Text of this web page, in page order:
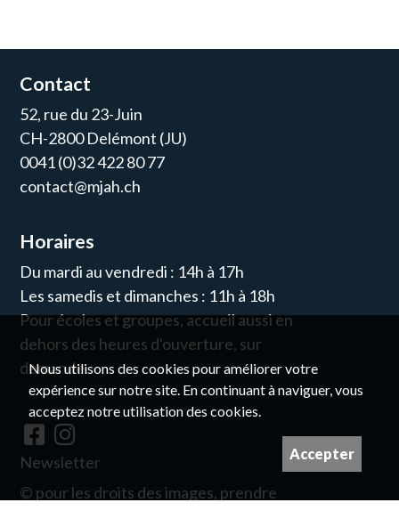
Contact
52, rue du 23-Juin
CH-2800 Delémont (JU)
0041 (0)32 422 80 77
contact@mjah.ch
Horaires
Du mardi au vendredi : 14h à 17h
Les samedis et dimanches : 11h à 18h
Pour écoles et groupes, accueil aussi en
dehors des heures d'ouverture, sur
demande.
Newsletter
© pour les droits des images, prendre
Nous utilisons des cookies pour améliorer votre
expérience sur notre site. En continuant à naviguer, vous
acceptez notre utilisation des cookies.
Accepter